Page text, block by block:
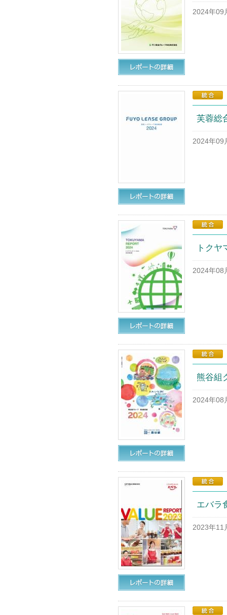
2024年09
芙蓉総
2024年09
トクヤ
2024年08
熊谷組
2024年08
エバラ
2023年11